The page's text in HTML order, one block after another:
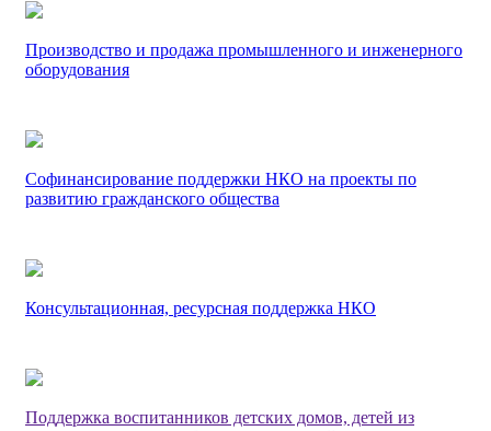
Производство и продажа промышленного и инженерного
оборудования
Софинансирование поддержки НКО на проекты по
развитию гражданского общества
Консультационная, ресурсная поддержка НКО
Поддержка воспитанников детских домов, детей из